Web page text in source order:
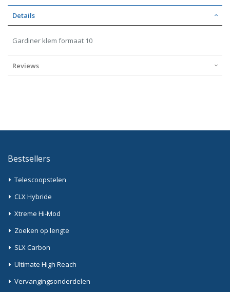
Details
Gardiner klem formaat 10
Reviews
Bestsellers
Telescoopstelen
CLX Hybride
Xtreme Hi-Mod
Zoeken op lengte
SLX Carbon
Ultimate High Reach
Vervangingsonderdelen